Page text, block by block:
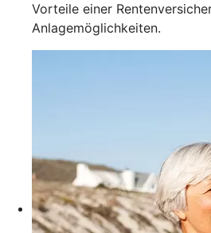
Vorteile einer
Anlagemöglichkeiten.